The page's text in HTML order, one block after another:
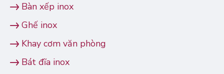
Bàn xếp inox
Ghế inox
Khay cơm văn phòng
Bát đĩa inox